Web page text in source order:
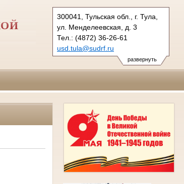
развернуть
300041, Тульская обл., г. Тула,
ул. Менделеевская, д. 3
Тел.: (4872) 36-26-61
usd.tula@sudrf.ru